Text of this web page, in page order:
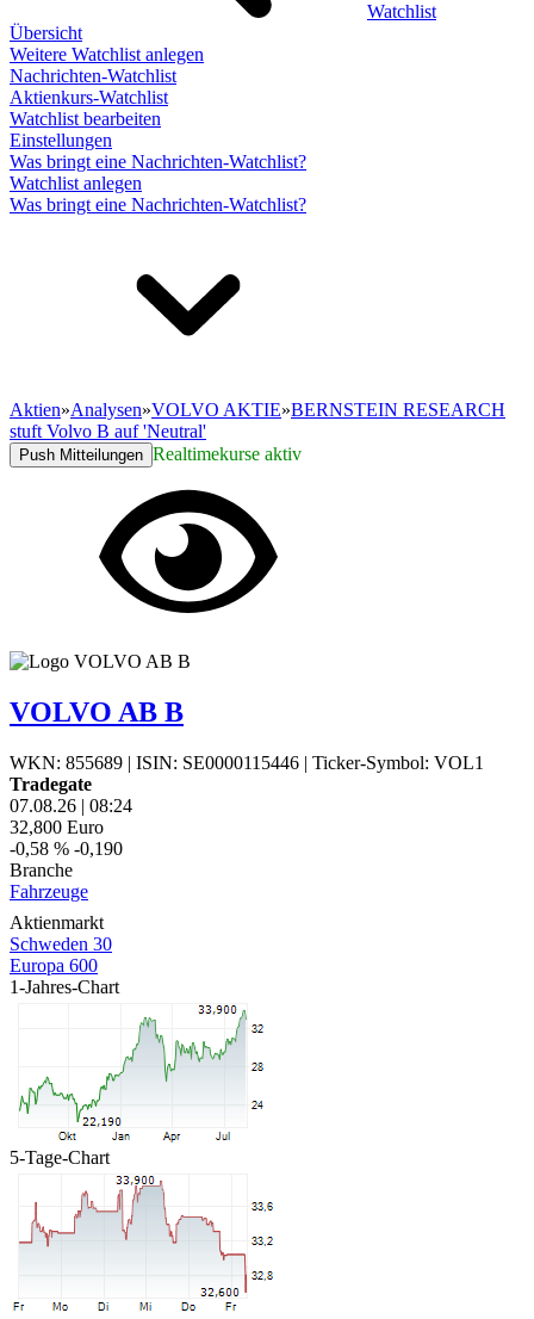
Watchlist
Übersicht
Weitere Watchlist anlegen
Nachrichten-Watchlist
Aktienkurs-Watchlist
Watchlist bearbeiten
Einstellungen
Was bringt eine Nachrichten-Watchlist?
Watchlist anlegen
Was bringt eine Nachrichten-Watchlist?
Aktien»Analysen»VOLVO AKTIE»BERNSTEIN RESEARCH
stuft Volvo B auf 'Neutral'
Push Mitteilungen Realtimekurse aktiv
VOLVO AB B
WKN: 855689 | ISIN: SE0000115446 | Ticker-Symbol: VOL1
Tradegate
07.08.26 | 08:24
32,800 Euro
-0,58 % -0,190
Branche
Fahrzeuge
Aktienmarkt
Schweden 30
Europa 600
1-Jahres-Chart
5-Tage-Chart